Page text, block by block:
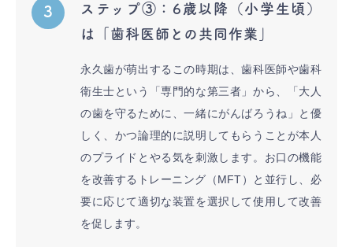
3
ステップ③：6歳以降（小学生頃）
は「歯科医師との共同作業」
永久歯が萌出するこの時期は、歯科医師や歯科
衛生士という「専門的な第三者」から、「大人
の歯を守るために、一緒にがんばろうね」と優
しく、かつ論理的に説明してもらうことが本人
のプライドとやる気を刺激します。お口の機能
を改善するトレーニング（MFT）と並行し、必
要に応じて適切な装置を選択して使用して改善
を促します。